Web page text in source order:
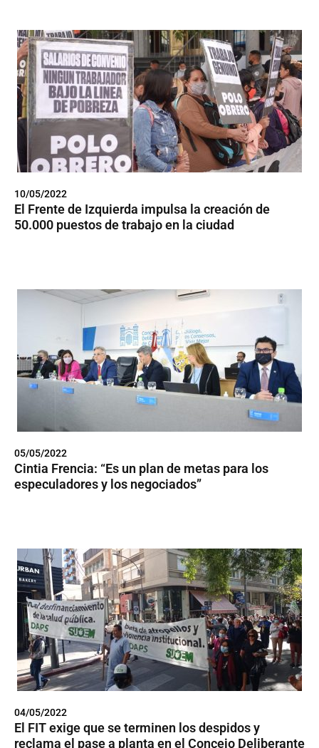
10/05/2022
El Frente de Izquierda impulsa la creación de
50.000 puestos de trabajo en la ciudad
05/05/2022
Cintia Frencia: “Es un plan de metas para los
especuladores y los negociados”
04/05/2022
El FIT exige que se terminen los despidos y
reclama el pase a planta en el Concejo Deliberante